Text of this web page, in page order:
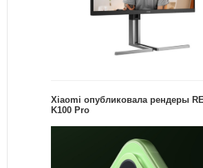
Xiaomi опубликовала рендеры
K100 Pro